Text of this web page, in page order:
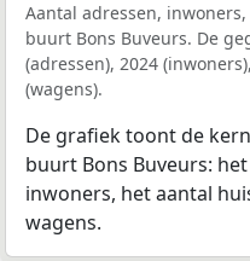
Aantal adressen,
buurt Bons Buveurs. De
(adressen), 2024
(wagens).
De grafiek toont de
buurt Bons Buveurs:
inwoners, het aantal
wagens.